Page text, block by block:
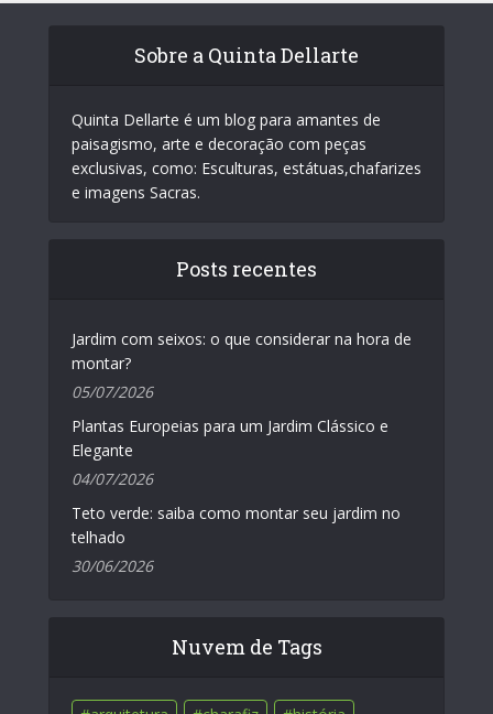
Sobre a Quinta Dellarte
Quinta Dellarte é um blog para amantes de
paisagismo, arte e decoração com peças
exclusivas, como: Esculturas, estátuas,chafarizes
e imagens Sacras.
Posts recentes
Jardim com seixos: o que considerar na hora de
montar?
05/07/2026
Plantas Europeias para um Jardim Clássico e
Elegante
04/07/2026
Teto verde: saiba como montar seu jardim no
telhado
30/06/2026
Nuvem de Tags